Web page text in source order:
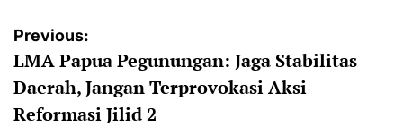
Post
navigation
Previous:
LMA Papua Pegunungan: Jaga Stabilitas
Daerah, Jangan Terprovokasi Aksi
Reformasi Jilid 2